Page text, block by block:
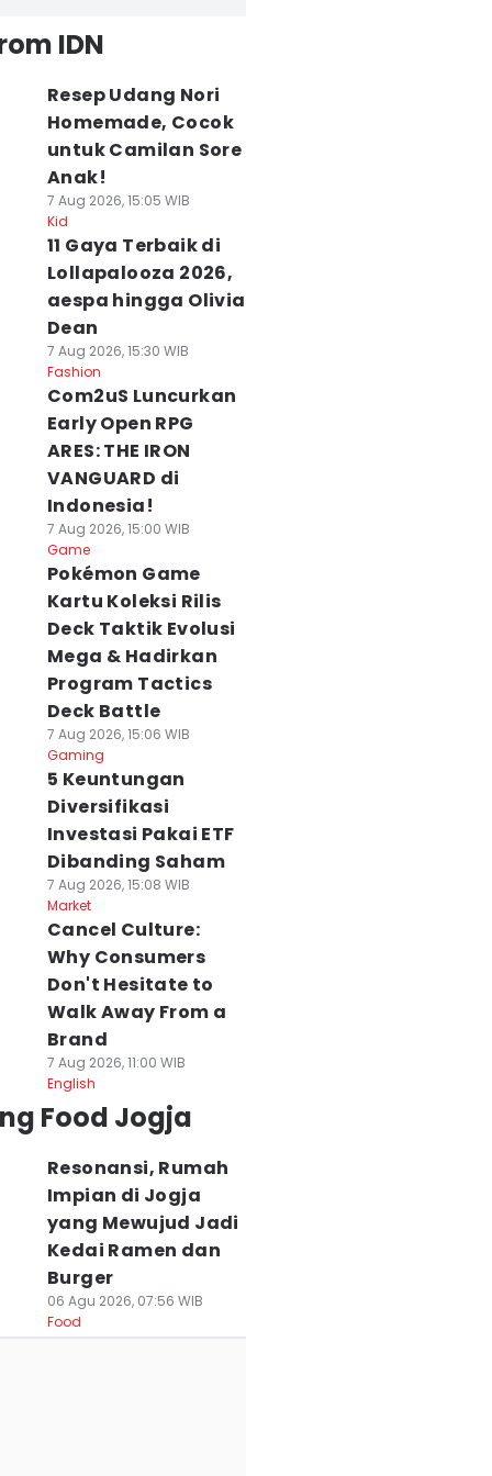
IDN
Resep Udang Nori
Homemade, Cocok
untuk Camilan Sore
Anak!
7 Aug 2026, 15:05 WIB
Kid
11 Gaya Terbaik di
Lollapalooza 2026,
aespa hingga Olivia
Dean
7 Aug 2026, 15:30 WIB
Fashion
Com2uS Luncurkan
Early Open RPG
ARES: THE IRON
VANGUARD di
Indonesia!
7 Aug 2026, 15:00 WIB
Game
Pokémon Game
Kartu Koleksi Rilis
Deck Taktik Evolusi
Mega & Hadirkan
Program Tactics
Deck Battle
7 Aug 2026, 15:06 WIB
Gaming
5 Keuntungan
Diversifikasi
Investasi Pakai ETF
Dibanding Saham
7 Aug 2026, 15:08 WIB
Market
Cancel Culture:
Why Consumers
Don't Hesitate to
Walk Away From a
Brand
7 Aug 2026, 11:00 WIB
English
Food Jogja
Resonansi, Rumah
Impian di Jogja
yang Mewujud Jadi
Kedai Ramen dan
Burger
06 Agu 2026, 07:56 WIB
Food